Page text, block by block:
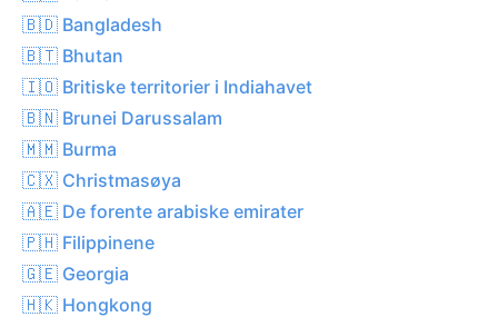
🇧🇩 Bangladesh
🇧🇹 Bhutan
🇮🇴 Britiske territorier i Indiahavet
🇧🇳 Brunei Darussalam
🇲🇲 Burma
🇨🇽 Christmasøya
🇦🇪 De forente arabiske emirater
🇵🇭 Filippinene
🇬🇪 Georgia
🇭🇰 Hongkong